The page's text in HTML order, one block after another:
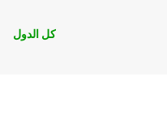
كل الدول